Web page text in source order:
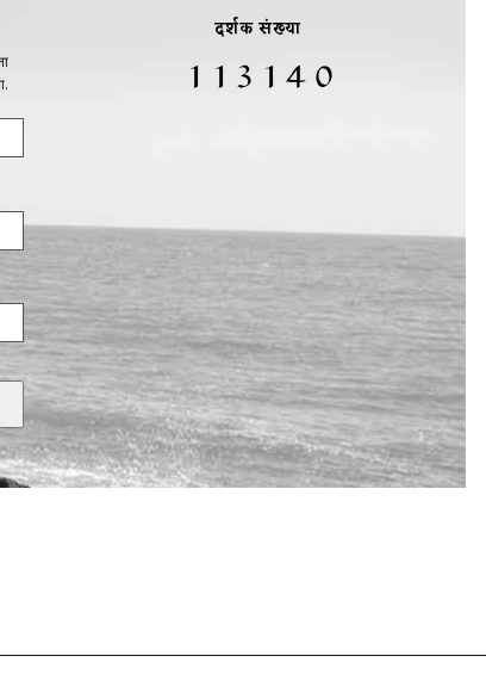
दर्शक संख्या